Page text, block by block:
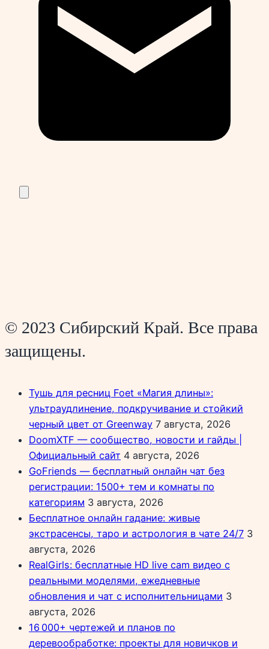
© 2023 Сибирский Край. Все права
защищены.
Тушь для ресниц Foet «Магия длины»:
ультраудлинение, подкручивание и стойкий
черный цвет от Greenway 7 августа, 2026
DoomXTF — сообщество, новости и гайды |
Официальный сайт 4 августа, 2026
GoFriends — бесплатный онлайн чат без
регистрации: 1500+ тем и комнаты по
категориям 3 августа, 2026
Бесплатное онлайн гадание: живые
экстрасенсы, таро и астрология в чате 24/7 3
августа, 2026
RealGirls: бесплатные HD live cam видео с
реальными моделями, ежедневные
обновления и чат с исполнительницами 3
августа, 2026
16 000+ чертежей и планов по
деревообработке: проекты для новичков и